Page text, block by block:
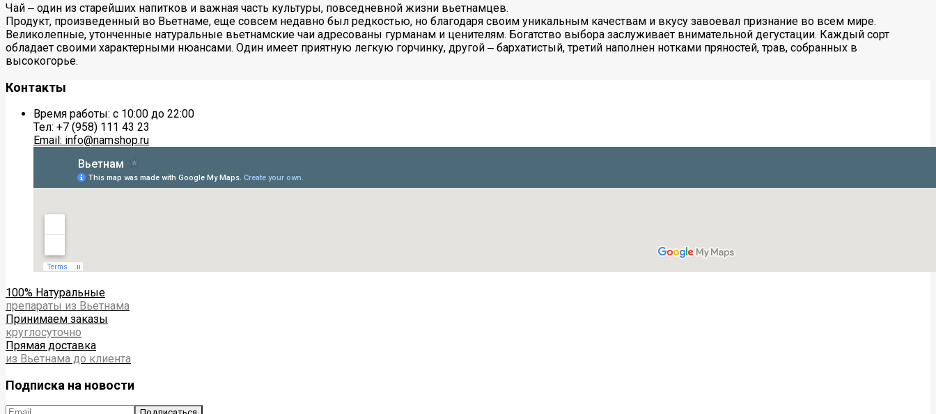
Чай ‒ один из старейших напитков и важная часть культуры, повседневной жизни вьетнамцев.
Продукт, произведенный во Вьетнаме, еще совсем недавно был редкостью, но благодаря своим уникальным качествам и вкусу завоевал признание во всем мире.
Великолепные, утонченные натуральные вьетнамские чаи адресованы гурманам и ценителям. Богатство выбора заслуживает внимательной дегустации. Каждый сорт
обладает своими характерными нюансами. Один имеет приятную легкую горчинку, другой ‒ бархатистый, третий наполнен нотками пряностей, трав, собранных в
высокогорье.
Контакты
Время работы: с 10:00 до 22:00
Тел: +7 (958) 111 43 23
Email: info@namshop.ru
100% Натуральные
препараты из Вьетнама
Принимаем заказы
круглосуточно
Прямая доставка
из Вьетнама до клиента
Подписка на новости